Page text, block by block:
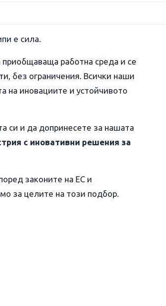
е сила.
работна среда и се
без ограничения. Всички наши
на иновациите и устойчивото
си и да допринесете за нашата
с иновативни решения за
законите на ЕС и
за целите на този подбор.